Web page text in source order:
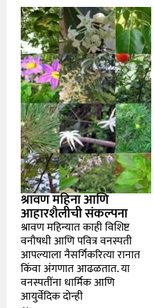
श्रावण महिना आणि
आहारशैलीची संकल्पना
श्रावण महिन्यात काही विशिष्ट
वनौषधी आणि पवित्र वनस्पती
आपल्याला नैसर्गिकरित्या रानात
किंवा अंगणात आढळतात. या
वनस्पतींना धार्मिक आणि
आयुर्वेदिक दोन्ही